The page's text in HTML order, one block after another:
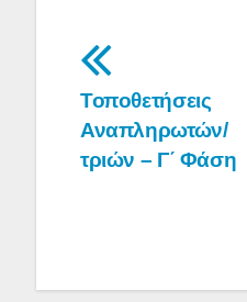
Πλοήγηση
άρθρων
Τοποθετήσεις
Αναπληρωτών/
τριών – Γ΄ Φάση